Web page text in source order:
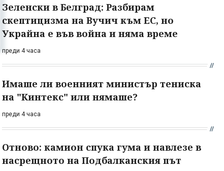
Зеленски в Белград: Разбирам
скептицизма на Вучич към ЕС, но
Украйна е във война и няма време
преди 4 часа
Имаше ли военният министър тениска
на "Кинтекс" или нямаше?
преди 4 часа
Отново: камион спука гума и навлезе в
насрещното на Подбалканския път